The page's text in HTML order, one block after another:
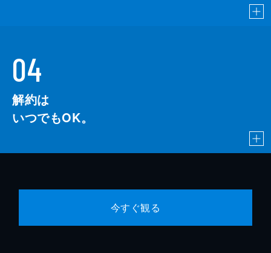
04
解約は
いつでもOK。
今すぐ観る